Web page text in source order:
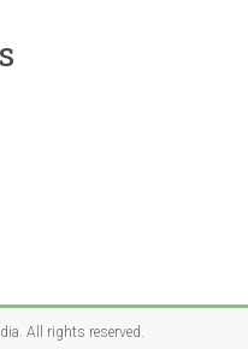
. All rights reserved.